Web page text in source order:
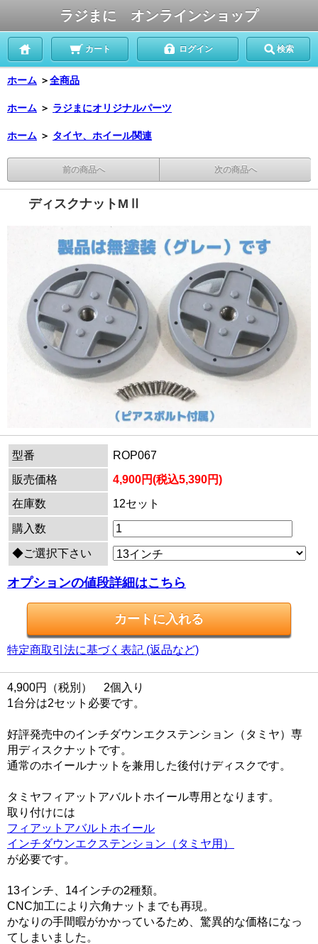
ラジまに オンラインショップ
カート ログイン 検索
ホーム ＞全商品
ホーム ＞ ラジまにオリジナルパーツ
ホーム ＞ タイヤ、ホイール関連
前の商品へ 次の商品へ
ディスクナットMⅡ
型番
ROP067
販売価格
4,900円(税込5,390円)
在庫数
12セット
購入数
◆ご選択下さい
オプションの値段詳細はこちら
特定商取引法に基づく表記 (返品など)
4,900円（税別） 2個入り
1台分は2セット必要です。
好評発売中のインチダウンエクステンション（タミヤ）専
用ディスクナットです。
通常のホイールナットを兼用した後付けディスクです。
タミヤフィアットアバルトホイール専用となります。
取り付けには
フィアットアバルトホイール
インチダウンエクステンション（タミヤ用）
が必要です。
13インチ、14インチの2種類。
CNC加工により六角ナットまでも再現。
かなりの手間暇がかかっているため、驚異的な価格になっ
てしまいました。